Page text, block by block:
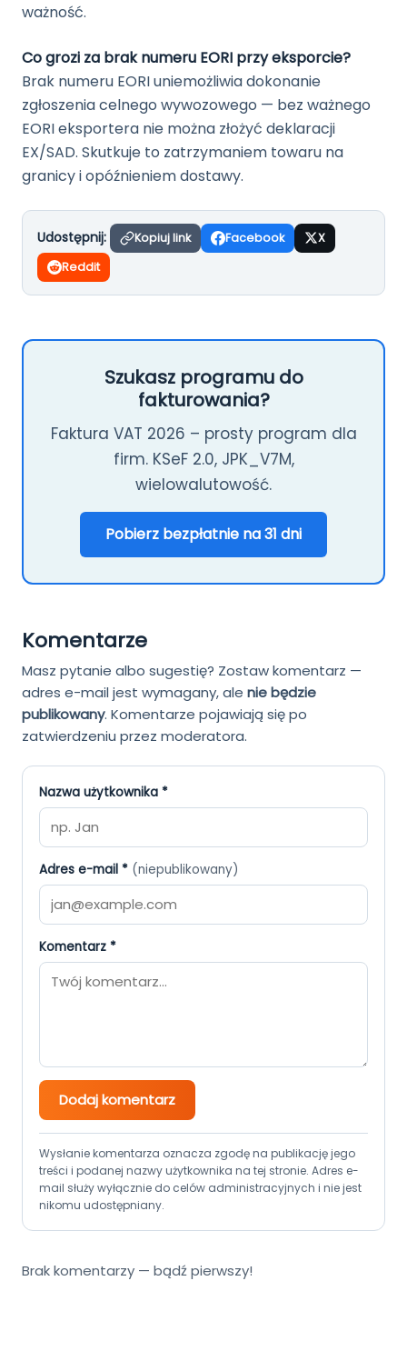
ważność.
Co grozi za brak numeru EORI przy eksporcie?
Brak numeru EORI uniemożliwia dokonanie
zgłoszenia celnego wywozowego — bez ważnego
EORI eksportera nie można złożyć deklaracji
EX/SAD. Skutkuje to zatrzymaniem towaru na
granicy i opóźnieniem dostawy.
Udostępnij: Kopiuj link Facebook
X
Reddit
Szukasz programu do
fakturowania?
Faktura VAT 2026 – prosty program dla
firm. KSeF 2.0, JPK_V7M,
wielowalutowość.
Pobierz bezpłatnie na 31 dni
Komentarze
Masz pytanie albo sugestię? Zostaw komentarz —
adres e-mail jest wymagany, ale nie będzie
publikowany. Komentarze pojawiają się po
zatwierdzeniu przez moderatora.
Nazwa użytkownika *
Adres e-mail * (niepublikowany)
Komentarz *
Dodaj komentarz
Wysłanie komentarza oznacza zgodę na publikację jego
treści i podanej nazwy użytkownika na tej stronie. Adres e-
mail służy wyłącznie do celów administracyjnych i nie jest
nikomu udostępniany.
Brak komentarzy — bądź pierwszy!